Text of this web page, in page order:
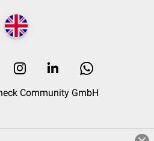
Community GmbH